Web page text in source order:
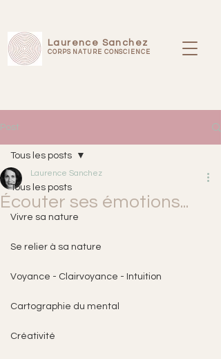
Laurence Sanchez
CORPS NATURE CONSCIENCE
Post
Tous les posts
Vivre sa nature
Se relier à sa nature
Voyance - Clairvoyance - Intuition
Cartographie du mental
Créativité
Tous les posts
Écouter ses émotions...
Laurence Sanchez